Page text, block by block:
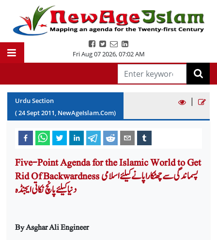
Fri Aug 07 2026,07:02 AM
Urdu Section
(24Sept2011, NewAgeIslam.Com)
|
Five-Point Agenda for the Islamic World to Get
Rid Of Backwardness پسماندگی سے چھٹکارا پانے کیلئے اسلامی
دنیا کیلئے پانچ نکاتی ایجنڈہ
By Asghar Ali Engineer